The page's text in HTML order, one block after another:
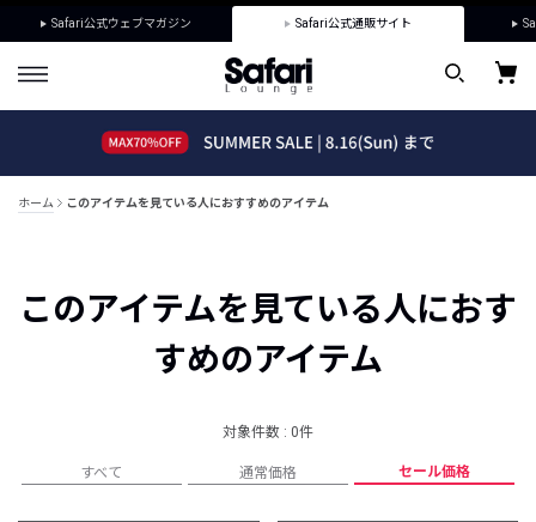
Safari公式ウェブマガジン Safari公式通販サイト
ホーム このアイテムを見ている人におすすめのアイテム
このアイテムを見ている人におす
すめのアイテム
対象件数 : 0件
すべて 通常価格 セール価格